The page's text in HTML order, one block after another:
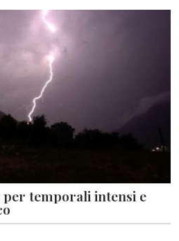
temporali intensi e